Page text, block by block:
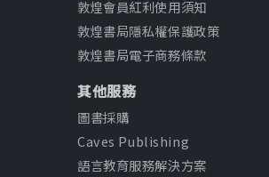
敦煌會員紅利使用須知
敦煌書局隱私權保護政策
敦煌書局電子商務條款
其他服務
圖書採購
Caves Publishing
語言教育服務解決方案